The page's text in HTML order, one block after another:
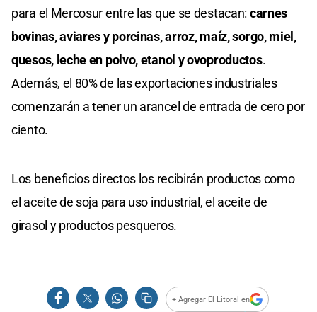
para el Mercosur entre las que se destacan: carnes
bovinas, aviares y porcinas, arroz, maíz, sorgo, miel,
quesos, leche en polvo, etanol y ovoproductos.
Además, el 80% de las exportaciones industriales
comenzarán a tener un arancel de entrada de cero por
ciento.
Los beneficios directos los recibirán productos como
el aceite de soja para uso industrial, el aceite de
girasol y productos pesqueros.
+ Agregar El Litoral en